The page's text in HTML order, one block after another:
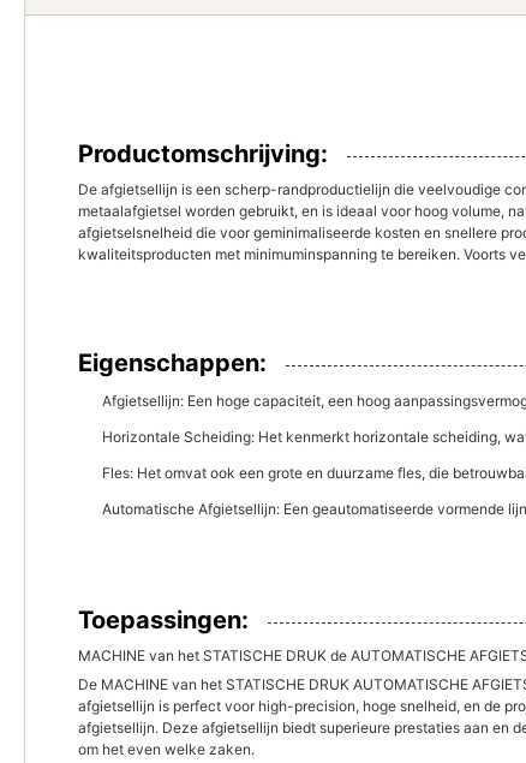
Productomschrijving:
De afgietsellijn is een scherp-randproductielijn die veelvoudige
metaalafgietsel worden gebruikt, en is ideaal voor hoog volume,
afgietselsnelheid die voor geminimaliseerde kosten en snellere
kwaliteitsproducten met minimuminspanning te bereiken. Voorts
Eigenschappen:
Afgietsellijn: Een hoge capaciteit, een hoog
Horizontale Scheiding: Het kenmerkt horizontale scheiding,
Fles: Het omvat ook een grote en duurzame fles, die
Automatische Afgietsellijn: Een geautomatiseerde vormende
Toepassingen:
MACHINE van het STATISCHE DRUK de AUTOMATISCHE
De MACHINE van het STATISCHE DRUK AUTOMATISCHE
afgietsellijn is perfect voor high-precision, hoge snelheid, en de
afgietsellijn. Deze afgietsellijn biedt superieure prestaties aan en
om het even welke zaken.